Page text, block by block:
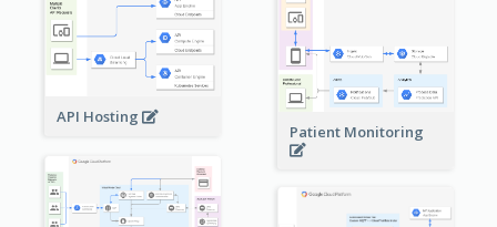
Patient Monitoring
API Hosting